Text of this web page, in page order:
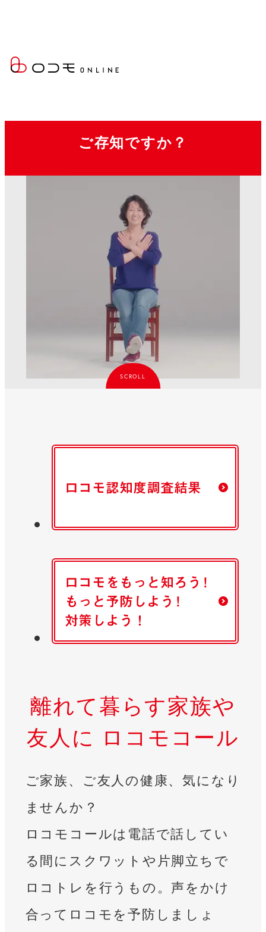
ご存知ですか？
SCROLL
離れて暮らす家族や
友人に ロコモコール
ご家族、ご友人の健康、気になり
ませんか？
ロコモコールは電話で話してい
る間にスクワットや片脚立ちで
ロコトレを行うもの。声をかけ
合ってロコモを予防しましょ